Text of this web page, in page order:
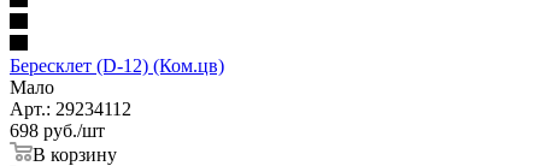
Бересклет (D-12) (Ком.цв)
Мало
Арт.: 29234112
698 руб./шт
В корзину